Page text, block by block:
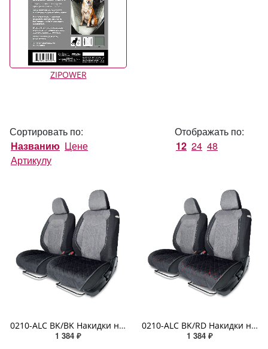
ZIPOWER
Сортировать по:
Названию Цене
Артикулу
Отображать по:
12 24 48
0210-ALC BK/BK Накидки на нижнюю часть сиденья AUTOPROFI, материал алькантара комплект 2 шт., чёрный
1 384 ₽
0210-ALC BK/RD Накидки на нижнюю часть сиденья AUTOPROFI материал алькантара комплект 2 шт чёрн/крас
1 384 ₽